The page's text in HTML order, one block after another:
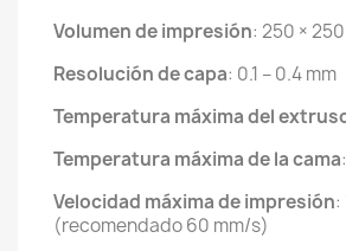
Volumen de impresión: 250 ×
Resolución de capa: 0.1 – 0.4 mm
Temperatura máxima del
Temperatura máxima de la cama
Velocidad máxima de impresión:
(recomendado 60 mm/s)